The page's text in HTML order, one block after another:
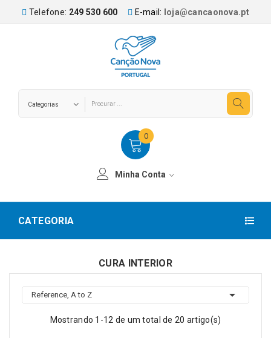
Telefone: 249 530 600 E-mail: loja@cancaonova.pt
0
Minha Conta
CATEGORIA
CURA INTERIOR
Reference, A to Z 
Mostrando 1-12 de um total de 20 artigo(s)